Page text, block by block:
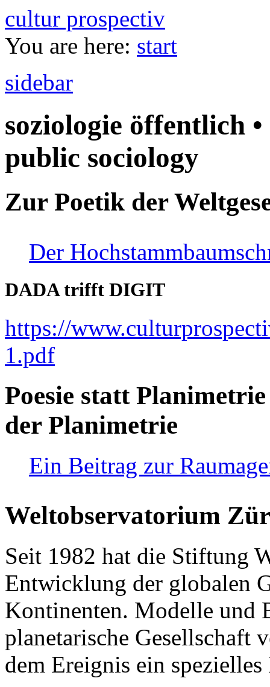
cultur prospectiv
You are here: start
sidebar
soziologie öffentlich
public sociology
Zur Poetik der
Der
DADA trifft DIGIT
https://
1.pdf
Poesie statt
der Planimetrie
Ein Beitrag zur
Weltobservatorium
Seit 1982 hat die Stiftung
Entwicklung der globalen
Kontinenten. Modelle und
planetarische Gesellschaft
dem Ereignis ein